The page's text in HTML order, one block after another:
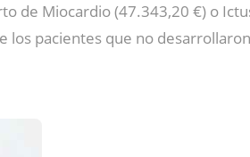
de Miocardio (47.343,20 €) o
los pacientes que no